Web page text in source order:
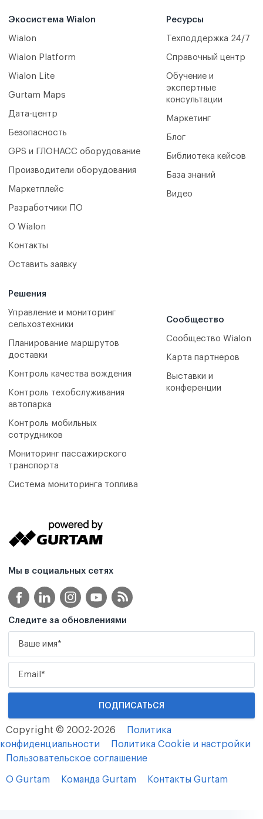
Экосистема Wialon
Wialon
Wialon Platform
Wialon Lite
Gurtam Maps
Дата-центр
Безопасность
GPS и ГЛОНАСС оборудование
Производители оборудования
Маркетплейс
Разработчики ПО
О Wialon
Контакты
Оставить заявку
Решения
Управление и мониторинг
сельхозтехники
Планирование маршрутов
доставки
Контроль качества вождения
Контроль техобслуживания
автопарка
Контроль мобильных
сотрудников
Мониторинг пассажирского
транспорта
Система мониторинга топлива
Ресурсы
Техподдержка 24/7
Справочный центр
Обучение и
экспертные
консультации
Маркетинг
Блог
Библиотека кейсов
База знаний
Видео
Сообщество
Сообщество Wialon
Карта партнеров
Выставки и
конференции
Мы в социальных сетях
Следите за обновлениями
Copyright © 2002-2026
Политика
конфиденциальности
Политика Cookie и настройки
Пользовательское соглашение
О Gurtam Команда Gurtam Контакты Gurtam